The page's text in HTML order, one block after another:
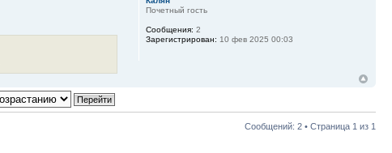
Почетный гость
Сообщения: 2
Зарегистрирован: 10 фев 2025 00:03
Сообщений: 2 • Страница 1 из 1